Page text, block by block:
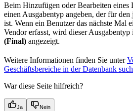
Beim Hinzufügen oder Bearbeiten eines
einen Ausgabentyp angeben, der für
ist. Wenn ein Benutzer das nächste Mal
Vendor erfasst, wird dieser Ausgabentyp
(Final) angezeigt.
Weitere Informationen finden Sie unter
Geschäftsbereiche in der Datenbank
War diese Seite hilfreich?
Ja Nein